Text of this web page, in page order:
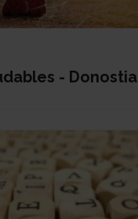
- Donostia